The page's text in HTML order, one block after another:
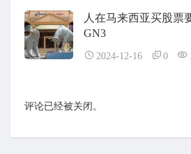
人在马来西亚买股票
GN3
2024-12-16 0
评论已经被关闭。